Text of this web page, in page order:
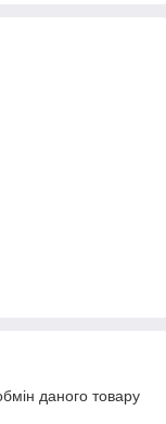
даного товару